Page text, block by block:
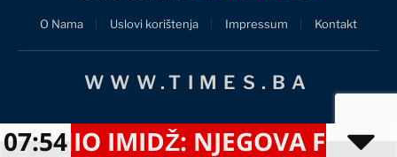
O Nama Uslovi korištenja Impressum Kontakt
WWW.TIMES.BA
NJEGOVA FRIZURA
07:54